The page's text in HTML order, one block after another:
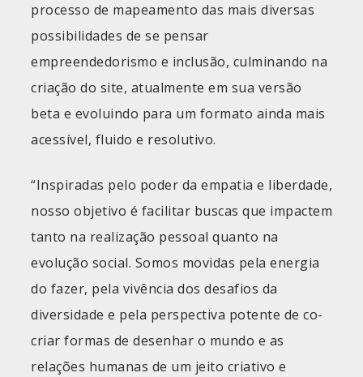
processo de mapeamento das mais diversas
possibilidades de se pensar
empreendedorismo e inclusão, culminando na
criação do site, atualmente em sua versão
beta e evoluindo para um formato ainda mais
acessível, fluido e resolutivo.
“Inspiradas pelo poder da empatia e liberdade,
nosso objetivo é facilitar buscas que impactem
tanto na realização pessoal quanto na
evolução social. Somos movidas pela energia
do fazer, pela vivência dos desafios da
diversidade e pela perspectiva potente de co-
criar formas de desenhar o mundo e as
relações humanas de um jeito criativo e